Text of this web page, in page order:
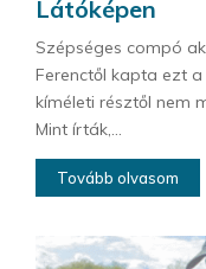
Látóképen
Szépséges compó
Ferenctől kapta ezt
kíméleti résztől nem
Mint írták,...
Tovább olvasom